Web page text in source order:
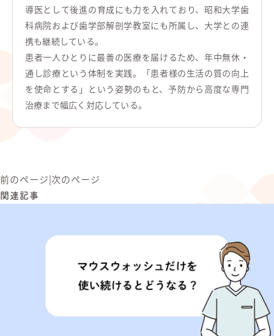
導医として後進の育成にも力を入れており、昭和大学歯
科病院および歯学部解剖学教室にも所属し、大学との連
携も継続している。
患者一人ひとりに最善の医療を届けるため、年中無休・
通し診療という体制を実践。「患者様の生活の質の向上
を使命とする」という姿勢のもと、予防から高度な専門
治療まで幅広く対応している。
前のページ|次のページ
関連記事